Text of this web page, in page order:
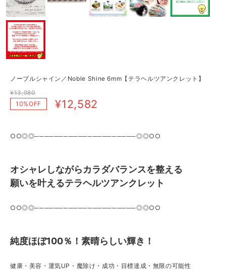
ノーブルシャイン／Noble Shine 6mm【テラヘルツアンクレット】
¥13,980
10%OFF
¥12,582
○○◎◎─────────────────────◎◎○○
オシャレしながらカラダバランスを整える
願いを叶えるテラヘルツアンクレット
○○◎◎─────────────────────◎◎○○
純度ほぼ100％！素晴らしい輝き！
健康・美容・運気UP・魔除け・成功・目標達成・無限の可能性